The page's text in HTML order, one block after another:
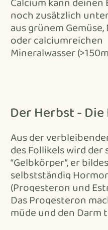
noch zusätzlich
aus grünem Gemüse,
oder calciumreichen
Mineralwasser
Der Herbst -
Aus der
des Follikels wird der
“Gelbkörper”, er
selbstständig
(Progesteron und
Das Progesteron
müde und den Darm